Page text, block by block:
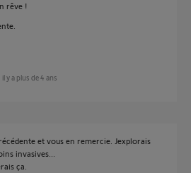
rêve !
il y a plus de 4 ans
et vous en remercie. Jexplorais
invasives...
ça.